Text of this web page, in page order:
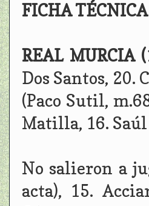
FICHA TÉCNICA
REAL MURCIA
Dos Santos, 20.
(Paco Sutil,
Matilla, 16. Saúl
No salieron a
acta), 15.